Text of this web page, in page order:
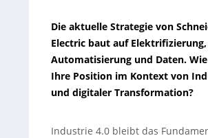
Die aktuelle Strategie von
Electric baut auf Elektrifizierung,
Automatisierung und Daten. Wie
Ihre Position im Kontext von
und digitaler Transformation?
Industrie 4.0 bleibt das